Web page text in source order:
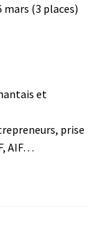
mars (3 places)
et
prise
AIF…